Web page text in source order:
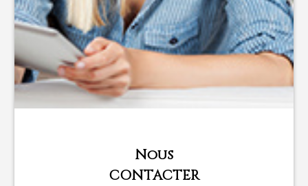
Nous
CONTACTER